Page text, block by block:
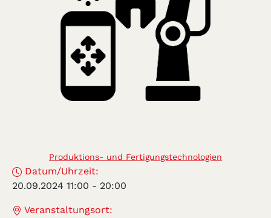
Produktions- und Fertigungstechnologien
Datum/Uhrzeit:
20.09.2024 11:00 - 20:00
Veranstaltungsort: